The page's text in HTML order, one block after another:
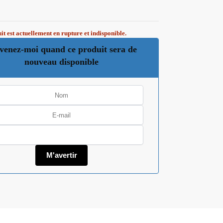
est actuellement en rupture et indisponible.
moi quand ce produit sera de
nouveau disponible